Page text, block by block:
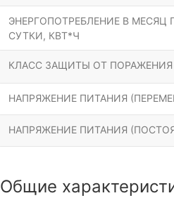
ЭНЕРГОПОТРЕБЛЕНИЕ В МЕСЯЦ
СУТКИ, КВТ*Ч
КЛАСС ЗАЩИТЫ ОТ
НАПРЯЖЕНИЕ ПИТАНИЯ
НАПРЯЖЕНИЕ ПИТАНИЯ
Общие